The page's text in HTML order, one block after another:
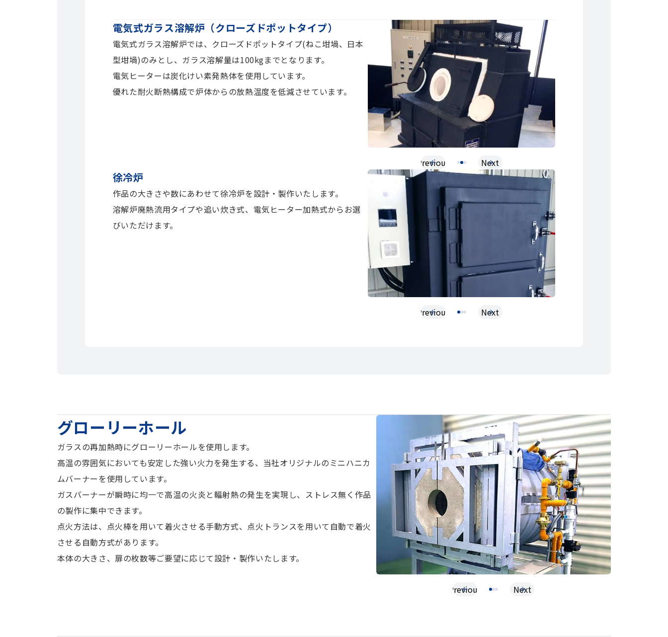
電気式ガラス溶解炉（クローズドポットタイプ）
電気式ガラス溶解炉では、クローズドポットタイプ(ねこ坩堝、日本
型坩堝)のみとし、ガラス溶解量は100kgまでとなります。
電気ヒーターは炭化けい素発熱体を使用しています。
優れた耐火断熱構成で炉体からの放熱温度を低減させています。
Previous Next
123
徐冷炉
作品の大きさや数にあわせて徐冷炉を設計・製作いたします。
溶解炉廃熱流用タイプや追い炊き式、電気ヒーター加熱式からお選
びいただけます。
Previous Next
グローリーホール
ガラスの再加熱時にグローリーホールを使用します。
高温の雰囲気においても安定した強い火力を発生する、当社オリジナルのミニハニカ
ムバーナーを使用しています。
ガスバーナーが瞬時に均一で高温の火炎と輻射熱の発生を実現し、ストレス無く作品
の製作に集中できます。
点火方法は、点火棒を用いて着火させる手動方式、点火トランスを用いて自動で着火
させる自動方式があります。
本体の大きさ、扉の枚数等ご要望に応じて設計・製作いたします。
Previous Next